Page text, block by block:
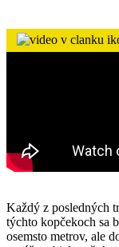
Každý z posledných
týchto kopčekoch sa
osemsto metrov, ale